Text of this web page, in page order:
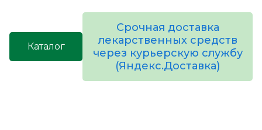
Каталог
Срочная доставка
лекарственных средств
через курьерскую службу
(Яндекс.Доставка)